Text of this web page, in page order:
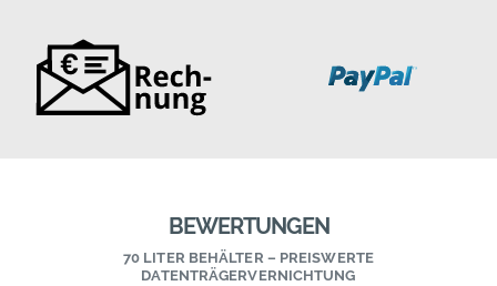
BEWERTUNGEN
70 LITER BEHÄLTER – PREISWERTE
DATENTRÄGERVERNICHTUNG